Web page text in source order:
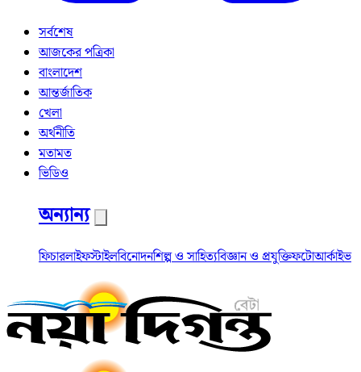
সর্বশেষ
আজকের পত্রিকা
বাংলাদেশ
আন্তর্জাতিক
খেলা
অর্থনীতি
মতামত
ভিডিও
অন্যান্য
ফিচারলাইফস্টাইলবিনোদনশিল্প ও সাহিত্যবিজ্ঞান ও প্রযুক্তিফটোআর্কাইভ